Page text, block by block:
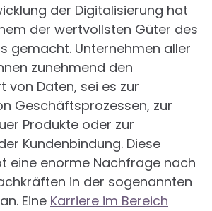
der Digitalisierung hat
der wertvollsten Güter des
gemacht. Unternehmen aller
zunehmend den
von Daten, sei es zur
Geschäftsprozessen, zur
Produkte oder zur
Kundenbindung. Diese
eine enorme Nachfrage nach
in der sogenannten
an. Eine Karriere im Bereich